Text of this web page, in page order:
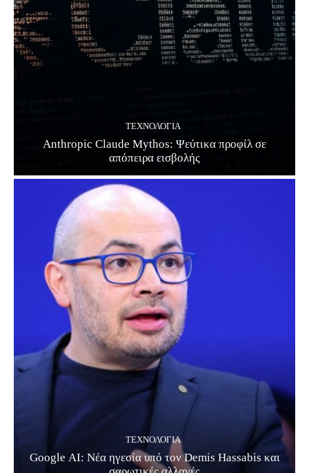
ΤΕΧΝΟΛΟΓΊΑ
Anthropic Claude Mythos: Ψεύτικα προφίλ σε
απόπειρα εισβολής
ΤΕΧΝΟΛΟΓΊΑ
Google ΑΙ: Νέα ηγεσία υπό τον Demis Hassabis και